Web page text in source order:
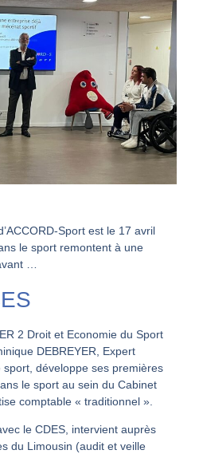
Sport est le 17 avril
le sport remontent à une
…
2 Droit et Economie du Sport
DEBREYER, Expert
développe ses premières
le sport au sein du Cabinet
comptable « traditionnel ».
le CDES, intervient auprès
du Limousin (audit et veille